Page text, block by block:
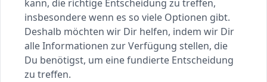
kann, die richtige Entscheidung zu treffen,
insbesondere wenn es so viele Optionen gibt.
Deshalb möchten wir Dir helfen, indem wir Dir
alle Informationen zur Verfügung stellen, die
Du benötigst, um eine fundierte Entscheidung
zu treffen.